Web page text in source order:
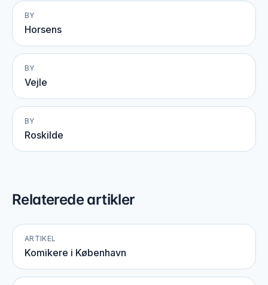
BY
Horsens
BY
Vejle
BY
Roskilde
Relaterede artikler
ARTIKEL
Komikere i København